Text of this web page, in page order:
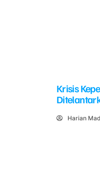
Krisis
Harian